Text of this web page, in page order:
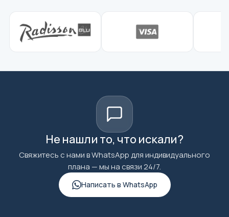
Не нашли то, что искали?
Свяжитесь с нами в WhatsApp для индивидуального
плана — мы на связи 24/7.
Написать в WhatsApp